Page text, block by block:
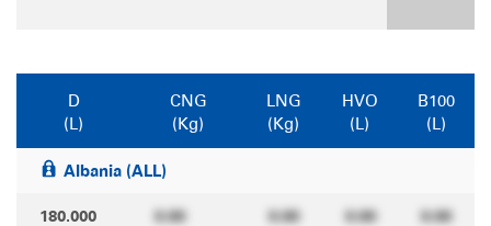
D
(L)
CNG
(Kg)
LNG
(Kg)
HVO
(L)
B100
(L)
Albania (ALL)
180.000 0.00 0.00 0.00 0.00